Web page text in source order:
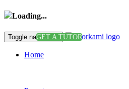
Loading...
Toggle navigationGET A TUTOR
Home